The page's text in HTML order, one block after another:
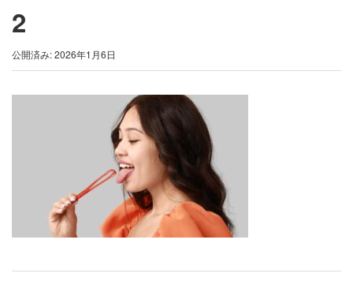
2
公開済み: 2026年1月6日